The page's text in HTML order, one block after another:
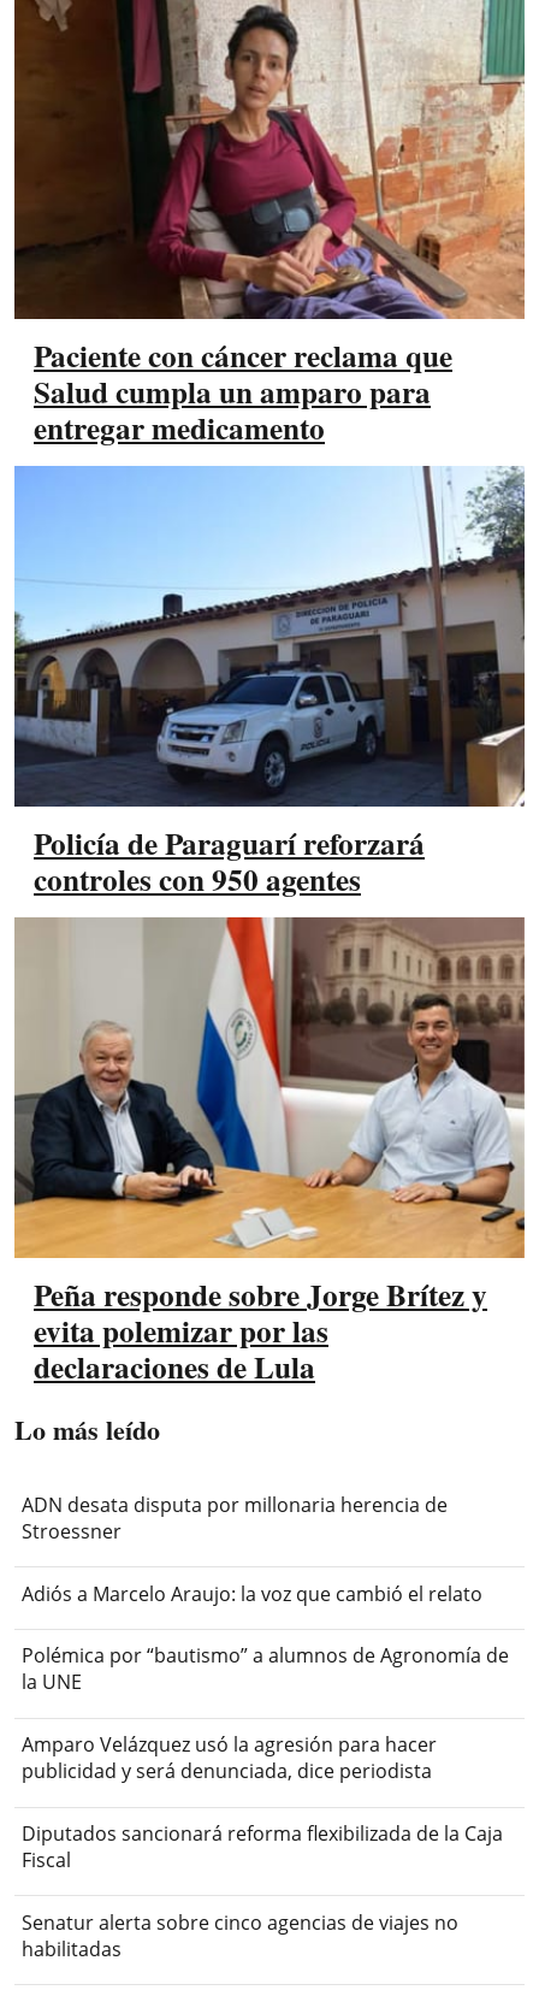
Paciente con cáncer reclama que
Salud cumpla un amparo para
entregar medicamento
Policía de Paraguarí reforzará
controles con 950 agentes
Peña responde sobre Jorge Brítez y
evita polemizar por las
declaraciones de Lula
Lo más leído
ADN desata disputa por millonaria herencia de
Stroessner
Adiós a Marcelo Araujo: la voz que cambió el relato
Polémica por “bautismo” a alumnos de Agronomía de
la UNE
Amparo Velázquez usó la agresión para hacer
publicidad y será denunciada, dice periodista
Diputados sancionará reforma flexibilizada de la Caja
Fiscal
Senatur alerta sobre cinco agencias de viajes no
habilitadas